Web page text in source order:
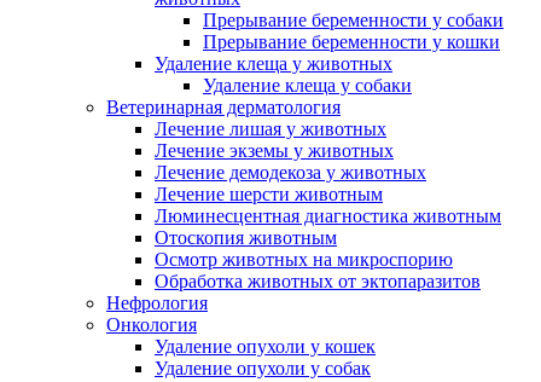
Прерывание беременности у собаки
Прерывание беременности у кошки
Удаление клеща у животных
Удаление клеща у собаки
Ветеринарная дерматология
Лечение лишая у животных
Лечение экземы у животных
Лечение демодекоза у животных
Лечение шерсти животным
Люминесцентная диагностика животным
Отоскопия животным
Осмотр животных на микроспорию
Обработка животных от эктопаразитов
Нефрология
Онкология
Удаление опухоли у кошек
Удаление опухоли у собак